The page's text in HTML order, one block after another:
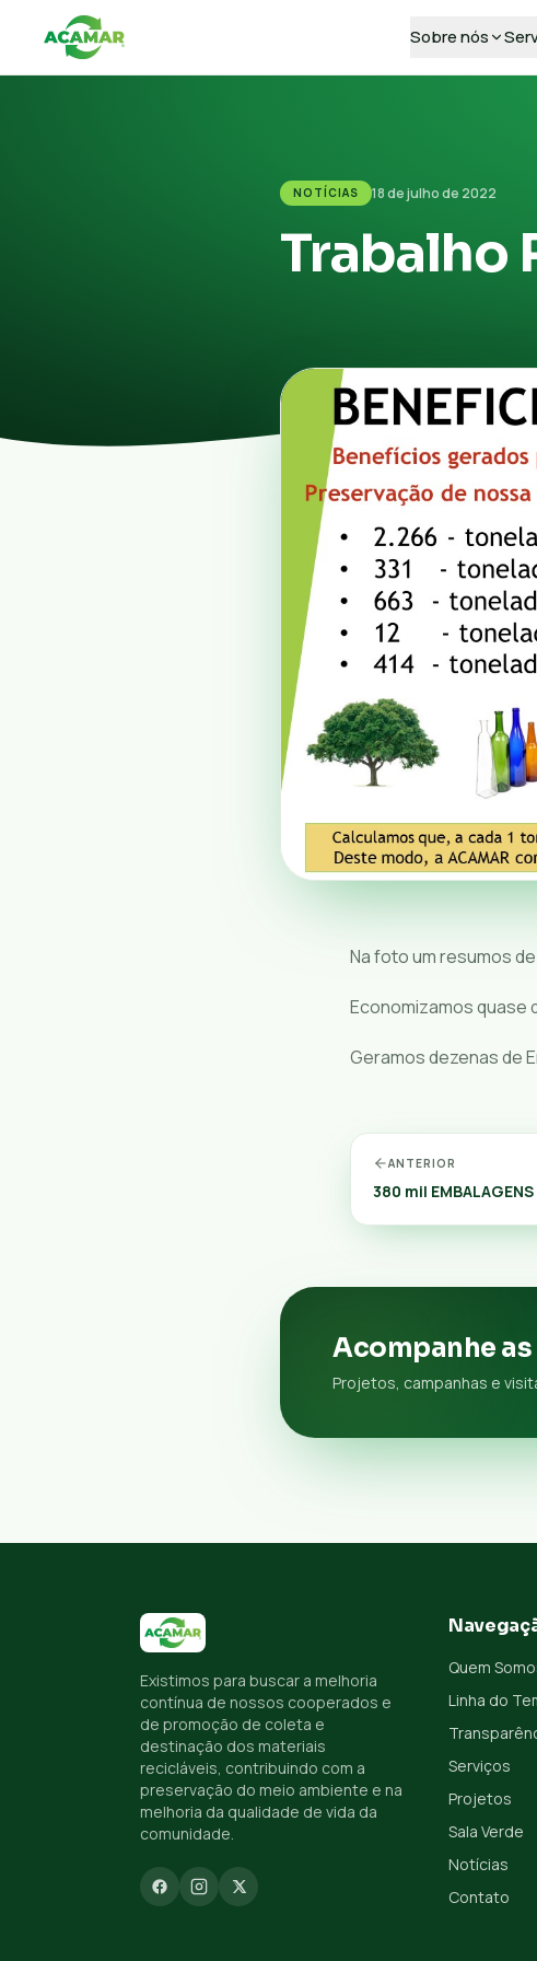
Sobre nós
NOTÍCIAS 18 de julho de 2022
Trabalho
Na foto um resumos
Economizamos quase
Geramos dezenas de
ANTERIOR
380 mil EMBALAGENS
Acompanhe as
Projetos, campanhas e
Existimos para buscar a melhoria
contínua de nossos cooperados e
de promoção de coleta e
destinação dos materiais
recicláveis, contribuindo com a
preservação do meio ambiente e na
melhoria da qualidade de vida da
comunidade.
Quem
Linha do
Serviços
Projetos
Sala Verde
Notícias
Contato